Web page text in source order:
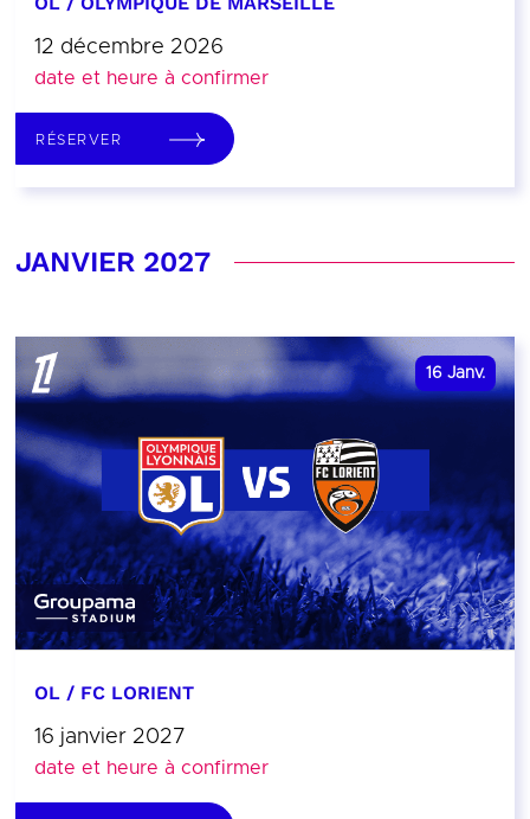
12 décembre 2026
date et heure à confirmer
RÉSERVER
JANVIER 2027
16 Janv.
OL / FC LORIENT
16 janvier 2027
date et heure à confirmer